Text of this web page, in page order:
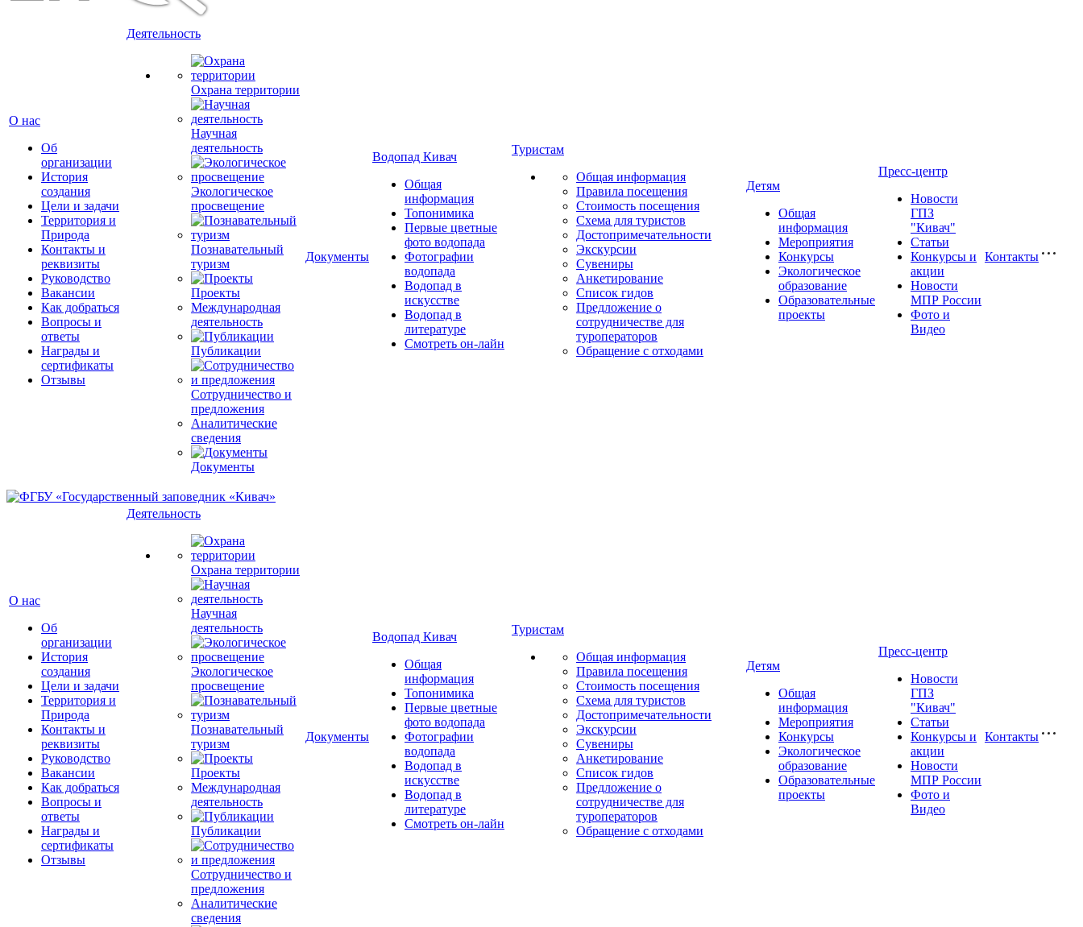
О нас
Об
организации
История
создания
Цели и задачи
Территория и
Природа
Контакты и
реквизиты
Руководство
Вакансии
Как добраться
Вопросы и
ответы
Награды и
сертификаты
Отзывы
Деятельность
Охрана территории
Научная
деятельность
Экологическое
просвещение
Познавательный
туризм
Проекты
Международная
деятельность
Публикации
Сотрудничество и
предложения
Аналитические
сведения
Документы
Документы
Водопад Кивач
Общая
информация
Топонимика
Первые цветные
фото водопада
Фотографии
водопада
Водопад в
искусстве
Водопад в
литературе
Смотреть он-лайн
Туристам
Общая информация
Правила посещения
Стоимость посещения
Схема для туристов
Достопримечательности
Экскурсии
Сувениры
Анкетирование
Список гидов
Предложение о
сотрудничестве для
туроператоров
Обращение с отходами
Детям
Общая
информация
Мероприятия
Конкурсы
Экологическое
образование
Образовательные
проекты
Пресс-центр
Новости
ГПЗ
"Кивач"
Статьи
Конкурсы и
акции
Новости
МПР России
Фото и
Видео
Контакты
О нас
Об
организации
История
создания
Цели и задачи
Территория и
Природа
Контакты и
реквизиты
Руководство
Вакансии
Как добраться
Вопросы и
ответы
Награды и
сертификаты
Отзывы
Деятельность
Охрана территории
Научная
деятельность
Экологическое
просвещение
Познавательный
туризм
Проекты
Международная
деятельность
Публикации
Сотрудничество и
предложения
Аналитические
сведения
Документы
Водопад Кивач
Общая
информация
Топонимика
Первые цветные
фото водопада
Фотографии
водопада
Водопад в
искусстве
Водопад в
литературе
Смотреть он-лайн
Туристам
Общая информация
Правила посещения
Стоимость посещения
Схема для туристов
Достопримечательности
Экскурсии
Сувениры
Анкетирование
Список гидов
Предложение о
сотрудничестве для
туроператоров
Обращение с отходами
Детям
Общая
информация
Мероприятия
Конкурсы
Экологическое
образование
Образовательные
проекты
Пресс-центр
Новости
ГПЗ
"Кивач"
Статьи
Конкурсы и
акции
Новости
МПР России
Фото и
Видео
Контакты